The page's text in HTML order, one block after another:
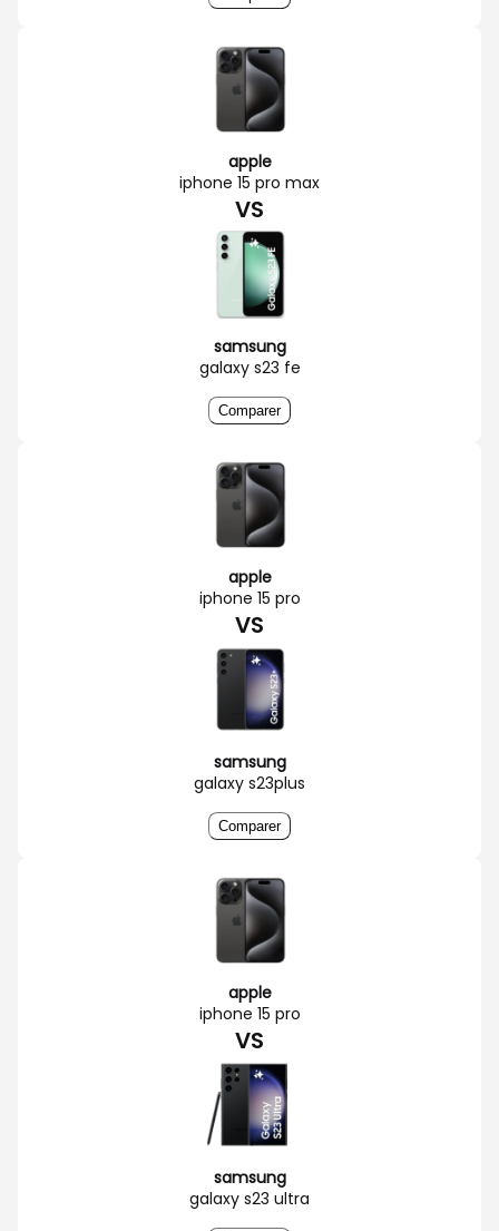
apple
iphone 15 pro max
VS
samsung
galaxy s23 fe
Comparer
apple
iphone 15 pro
VS
samsung
galaxy s23plus
Comparer
apple
iphone 15 pro
VS
samsung
galaxy s23 ultra